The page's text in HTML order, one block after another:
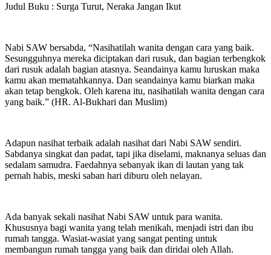
Judul Buku : Surga Turut, Neraka Jangan Ikut
Nabi SAW bersabda, “Nasihatilah wanita dengan cara yang baik.
Sesungguhnya mereka diciptakan dari rusuk, dan bagian terbengkok
dari rusuk adalah bagian atasnya. Seandainya kamu luruskan maka
kamu akan mematahkannya. Dan seandainya kamu biarkan maka
akan tetap bengkok. Oleh karena itu, nasihatilah wanita dengan cara
yang baik.” (HR. Al-Bukhari dan Muslim)
Adapun nasihat terbaik adalah nasihat dari Nabi SAW sendiri.
Sabdanya singkat dan padat, tapi jika diselami, maknanya seluas dan
sedalam samudra. Faedahnya sebanyak ikan di lautan yang tak
pernah habis, meski saban hari diburu oleh nelayan.
Ada banyak sekali nasihat Nabi SAW untuk para wanita.
Khususnya bagi wanita yang telah menikah, menjadi istri dan ibu
rumah tangga. Wasiat-wasiat yang sangat penting untuk
membangun rumah tangga yang baik dan diridai oleh Allah.